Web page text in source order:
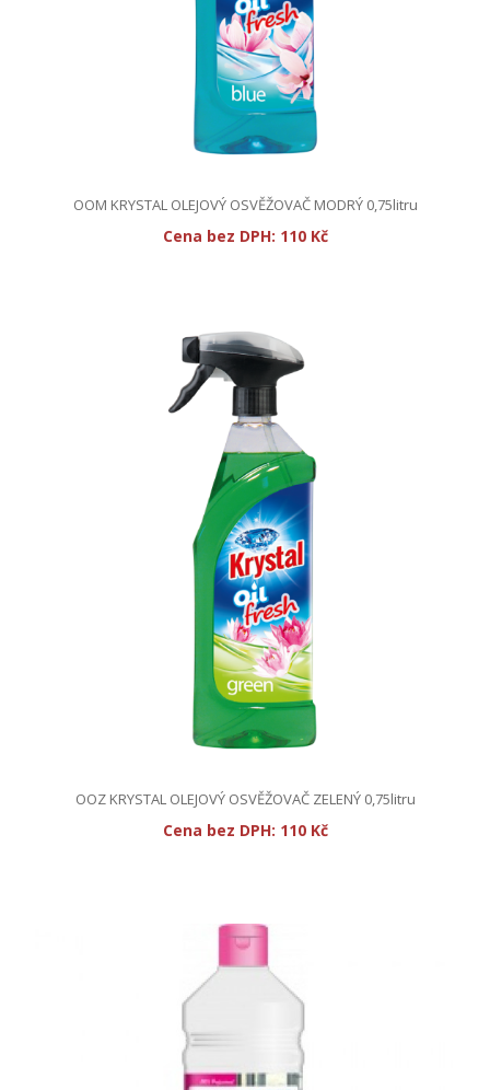
OOM KRYSTAL OLEJOVÝ OSVĚŽOVAČ MODRÝ 0,75litru
Cena bez DPH: 110 Kč
OOZ KRYSTAL OLEJOVÝ OSVĚŽOVAČ ZELENÝ 0,75litru
Cena bez DPH: 110 Kč